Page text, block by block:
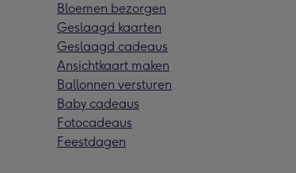
Bloemen bezorgen
Geslaagd kaarten
Geslaagd cadeaus
Ansichtkaart maken
Ballonnen versturen
Baby cadeaus
Fotocadeaus
Feestdagen